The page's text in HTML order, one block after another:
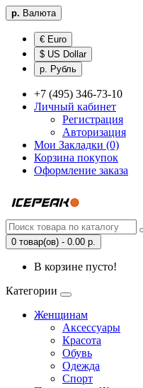
р. Валюта
€ Euro
$ US Dollar
р. Рубль
+7 (495) 346-73-10
Личный кабинет
Регистрация
Авторизация
Мои Закладки (0)
Корзина покупок
Оформление заказа
0 товар(ов) - 0.00 р.
В корзине пусто!
Категории
Женщинам
Аксессуары
Красота
Обувь
Одежда
Спорт